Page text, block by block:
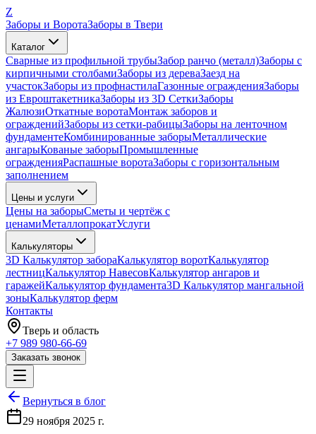
Z
Заборы и ВоротаЗаборы в Твери
Каталог
Сварные из профильной трубыЗабор ранчо (металл)Заборы с
кирпичными столбамиЗаборы из дереваЗаезд на
участокЗаборы из профнастилаГазонные огражденияЗаборы
из ЕвроштакетникаЗаборы из 3D СеткиЗаборы
ЖалюзиОткатные воротаМонтаж заборов и
огражденийЗаборы из сетки-рабицыЗаборы на ленточном
фундаментеКомбинированные заборыМеталлические
ангарыКованые заборыПромышленные
огражденияРаспашные воротаЗаборы с горизонтальным
заполнением
Цены и услуги
Цены на заборыСметы и чертёж с
ценамиМеталлопрокатУслуги
Калькуляторы
3D Калькулятор забораКалькулятор воротКалькулятор
лестницКалькулятор НавесовКалькулятор ангаров и
гаражейКалькулятор фундамента3D Калькулятор мангальной
зоныКалькулятор ферм
Контакты
Тверь и область
+7 989 980-66-69
Заказать звонок
Вернуться в блог
29 ноября 2025 г.